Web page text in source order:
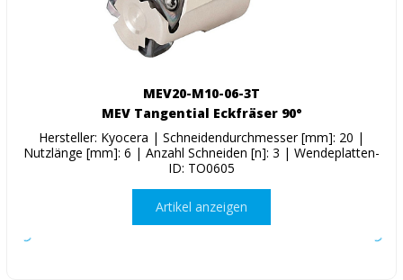
MEV20-M10-06-3T
MEV Tangential Eckfräser 90°
Hersteller: Kyocera | Schneidendurchmesser [mm]: 20 |
Nutzlänge [mm]: 6 | Anzahl Schneiden [n]: 3 | Wendeplatten-
ID: TO0605
Artikel anzeigen